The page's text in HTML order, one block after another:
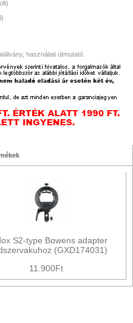
használati útmutató.
S2-type Bowens adapter
(GXD174031)
11.900Ft